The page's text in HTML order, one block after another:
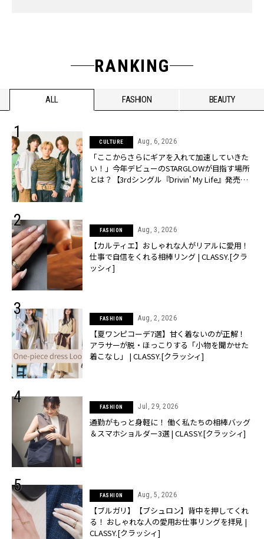
RANKING
ALL FASHION BEAUTY
CULTURE Aug, 6, 2026
「ここからさらにギアを入れて加速していきた
い！」今年デビューのSTARGLOWが目指す場所
とは？【3rdシングル『Drivin' My Life』発売】 |
FASHION Aug, 3, 2026
【カルティエ】おしゃれな人がリアルに愛用！
仕事で自信をくれる相棒リング | CLASSY.[クラ
ッシィ]
FASHION Aug, 2, 2026
【夏ワンピコーデ7選】甘く着ないのが正解！
アラサーが脱・ほっこりする「小物を聞かせた
着こなし」 | CLASSY.[クラッシィ]
FASHION Jul, 29, 2026
通勤がもっと身軽に！ 働く私たちの相棒バッグ
＆スマホショルダー3選 | CLASSY.[クラッシィ]
FASHION Aug, 5, 2026
【ブルガリ】【ブシュロン】背中を押してくれ
る！ おしゃれな人の愛用お仕事リングを拝見 |
CLASSY.[クラッシィ]